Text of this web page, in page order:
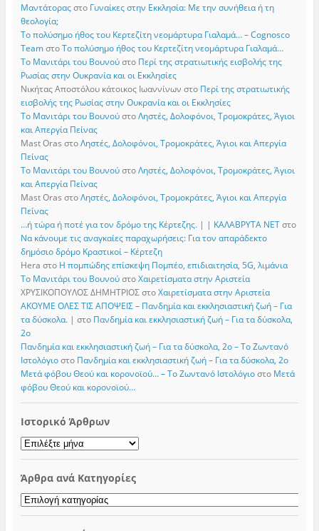
Μαντάτοραςστο Γυναίκες στην Εκκλησία: Με την συνήθεια ή τη
θεολογία;
Το πολύσημο ήθος του Κερτεζίτη νεομάρτυρα Γιαλαμά… – Cognosco
TeamστοΤο πολύσημο ήθος του Κερτεζίτη νεομάρτυρα Γιαλαμά…
Το Μανιτάρι του Βουνούστο Περί της στρατιωτικής εισβολής της
Ρωσίας στην Ουκρανία και οι Εκκλησίες
Νικήτας Αποστόλου κάτοικος Ιωαννίνων στο Περί της στρατιωτικής
εισβολής της Ρωσίας στην Ουκρανία και οι Εκκλησίες
Το Μανιτάρι του ΒουνούστοΛηστές, Δολοφόνοι, Τρομοκράτες, Άγιοι
και Απεργία Πείνας
Mast Oras στοΛηστές, Δολοφόνοι, Τρομοκράτες, Άγιοι και Απεργία
Πείνας
Το Μανιτάρι του ΒουνούστοΛηστές, Δολοφόνοι, Τρομοκράτες, Άγιοι
και Απεργία Πείνας
Mast Oras στοΛηστές, Δολοφόνοι, Τρομοκράτες, Άγιοι και Απεργία
Πείνας
…ή τώρα ή ποτέ για τον δρόμο της Κέρτεζης. | | ΚΑΛΑΒΡΥΤΑ ΝΕΤστο
Να κάνουμε τις αναγκαίες παραχωρήσεις: Για τον απαράδεκτο
δημόσιο δρόμο Κραστικοί – Κέρτεζη
Hera στο Η πομπώδης επίσκεψη Πομπέο, επιδιαιτησία, 5G, λιμάνια
Το Μανιτάρι του ΒουνούστοΧαιρετίσματα στην Αριστεία
ΧΡΥΣΙΚΟΠΟΥΛΟΣ ΔΗΜΗΤΡΙΟΣστοΧαιρετίσματα στην Αριστεία
ΑΚΟΥΜΕ ΟΛΕΣ ΤΙΣ ΑΠΟΨΕΙΣ – Πανδημία και εκκλησιαστική ζωή – Για
τα δύσκολα. | στο Πανδημία και εκκλησιαστική ζωή – Για τα δύσκολα,
2ο
Πανδημία και εκκλησιαστική ζωή – Για τα δύσκολα, 2ο – Το Zωντανό
Iστολόγιοστο Πανδημία και εκκλησιαστική ζωή – Για τα δύσκολα, 2ο
Μετά φόβου Θεού και κορονοϊού… – Το Zωντανό Iστολόγιοστο Μετά
φόβου Θεού και κορονοϊού…
Ιστορικό Άρθρων
Ιστορικό
Άρθρων
Άρθρα ανά Κατηγορίες
Άρθρα
ανά